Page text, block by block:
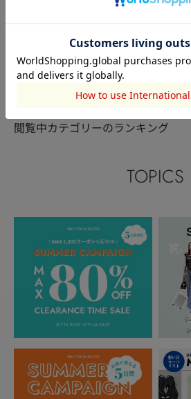
小竹麻理
AZUL BY
佐野有香
158cm
このアイテムを見た人がチェックし
閲覧中カテゴリーのランキング
TOPICS